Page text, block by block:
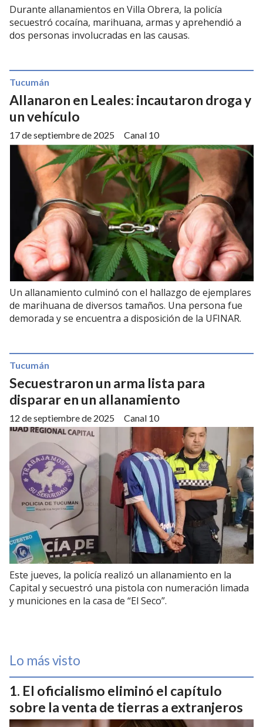
Durante allanamientos en Villa Obrera, la policía
secuestró cocaína, marihuana, armas y aprehendió a
dos personas involucradas en las causas.
Allanaron en Leales: incautaron droga y
un vehículo
Canal 10
Tucumán
17 de septiembre de 2025
Un allanamiento culminó con el hallazgo de ejemplares
de marihuana de diversos tamaños. Una persona fue
demorada y se encuentra a disposición de la UFINAR.
Secuestraron un arma lista para
disparar en un allanamiento
Canal 10
Tucumán
12 de septiembre de 2025
Este jueves, la policía realizó un allanamiento en la
Capital y secuestró una pistola con numeración limada
y municiones en la casa de “El Seco”.
Lo más visto
El oficialismo eliminó el capítulo
sobre la venta de tierras a extranjeros